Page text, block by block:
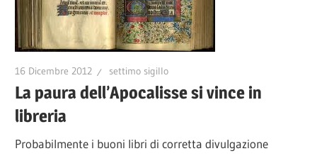
16 Dicembre 2012 settimo sigillo
La paura dell’Apocalisse si vince in
libreria
Probabilmente i buoni libri di corretta divulgazione